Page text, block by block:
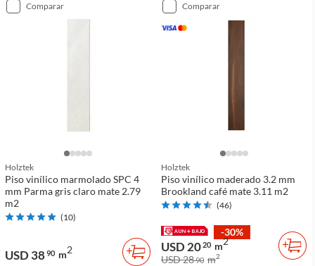
comparar
Holztek
Piso vinílico marmolado SPC 4
mm Parma gris claro mate 2.79
m2
(10)
USD 3890 m2
comparar
Holztek
Piso vinílico maderado 3.2 mm
Brookland café mate 3.11 m2
(46)
-30%
USD 2020 m2
USD 2890 m2